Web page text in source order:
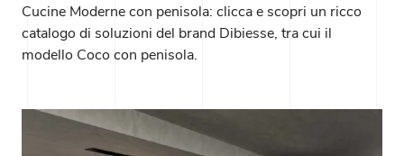
Cucine Moderne con penisola: clicca e scopri un ricco
catalogo di soluzioni del brand Dibiesse, tra cui il
modello Coco con penisola.